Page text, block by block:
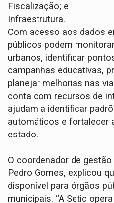
Fiscalização; e
Infraestrutura.
Com acesso aos dados
públicos podem
urbanos, identificar
campanhas educativas,
planejar melhorias nas
conta com recursos de
ajudam a identificar
automáticos e fortalecer
estado.
O coordenador de
Pedro Gomes, explicou
disponível para órgãos
municipais. “A Setic